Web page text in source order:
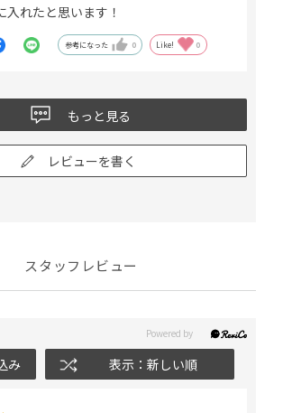
入れたと思います！
参考になった 0 Like! 0
もっと見る
レビューを書く
スタッフレビュー
み 表示：新しい順